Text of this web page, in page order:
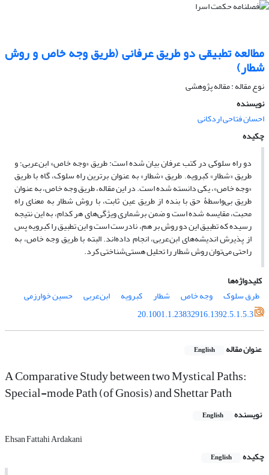
مطالعه تطبیقی دو طریق عرفانی (طریق وجه خاص و روش
شطار)
نوع مقاله : مقاله پژوهشی
نویسنده
احسان فتاحی اردکانی
چکیده
دو راه سلوکی در کتب عرفان بیان شده است: طریق «وجه خاص» ابن‌‌‌عربی؛ و
طریق «شطار» کبرویه. طریق «شطار» به عنوان برترین راه سلوک، گاه با طریق
«وجه خاص»، یکی دانسته شده است. در این مقاله، طریق وجه خاص، به عنوان
طریق بی‌‌‌واسطۀ حق با بنده از طریق عین ثابت، با روش شطار به معنای راه
محبت، مقایسه شده است و ضمن برشماری ویژگی‌‌‌های هر کدام، به این نتیجه
رسیده که تطبیق این دو روش بر هم، نادرست است و این تطبیق را کبرویه پس
از پذیرش اندیشه‌‌‌های ابن‌‌‌عربی، انجام داده‌‌‌اند. البته با طریق وجه خاص، به
راحتی می‌‌‌توان روش شطار را تحلیل هستی‌‌‌شناختی کرد.
کلیدواژه‌ها
طرق سلوک
وجه خاص شطار کبرویه ابن‌‌‌عربی
حسین خوارزمی
20.1001.1.23832916.1392.5.1.5.3
عنوان مقاله English
A Comparative Study between two Mystical Paths:
Special-mode Path (of Gnosis) and Shettar Path
نویسنده English
Ehsan Fattahi Ardakani
چکیده
English